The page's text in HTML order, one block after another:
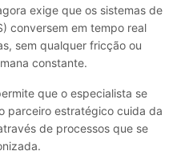
exige que os sistemas de
conversem em tempo real
sem qualquer fricção ou
constante.
que o especialista se
parceiro estratégico cuida da
de processos que se